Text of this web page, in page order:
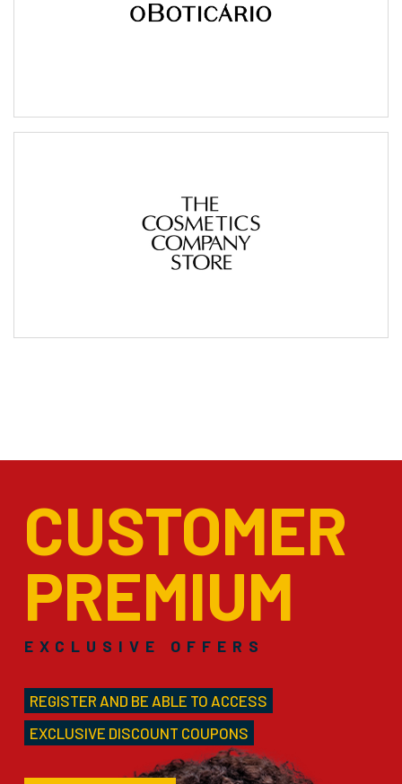
CUSTOMER
PREMIUM
EXCLUSIVE OFFERS
REGISTER AND BE ABLE TO ACCESS
EXCLUSIVE DISCOUNT COUPONS